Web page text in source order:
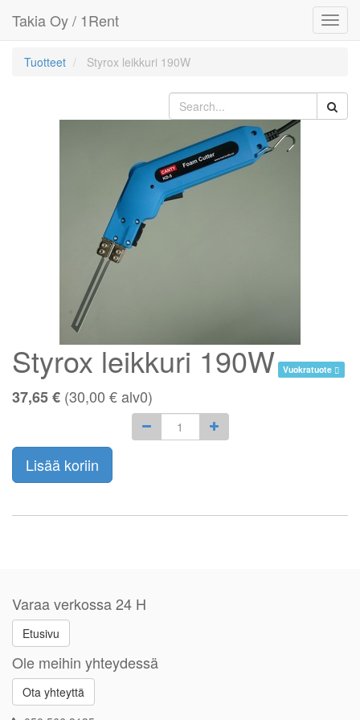
Takia Oy / 1Rent
Tuotteet Styrox leikkuri 190W
Styrox leikkuri 190W Vuokratuote
37,65 € (30,00 €alv0)
Lisää koriin
Varaa verkossa 24 H
Etusivu
Ole meihin yhteydessä
Ota yhteyttä